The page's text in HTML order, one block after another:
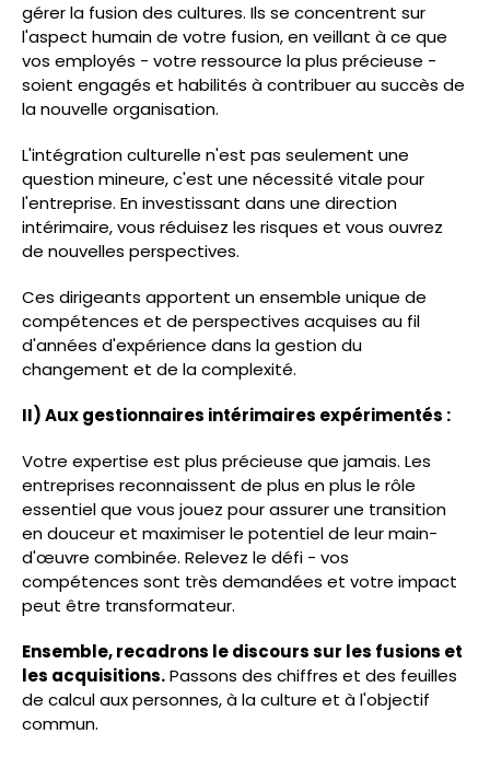
gérer la fusion des cultures. Ils se concentrent sur
l'aspect humain de votre fusion, en veillant à ce que
vos employés - votre ressource la plus précieuse -
soient engagés et habilités à contribuer au succès de
la nouvelle organisation.
L'intégration culturelle n'est pas seulement une
question mineure, c'est une nécessité vitale pour
l'entreprise. En investissant dans une direction
intérimaire, vous réduisez les risques et vous ouvrez
de nouvelles perspectives.
Ces dirigeants apportent un ensemble unique de
compétences et de perspectives acquises au fil
d'années d'expérience dans la gestion du
changement et de la complexité.
II) Aux gestionnaires intérimaires expérimentés :
Votre expertise est plus précieuse que jamais. Les
entreprises reconnaissent de plus en plus le rôle
essentiel que vous jouez pour assurer une transition
en douceur et maximiser le potentiel de leur main-
d'œuvre combinée. Relevez le défi - vos
compétences sont très demandées et votre impact
peut être transformateur.
Ensemble, recadrons le discours sur les fusions et
les acquisitions.Passons des chiffres et des feuilles
de calcul aux personnes, à la culture et à l'objectif
commun.